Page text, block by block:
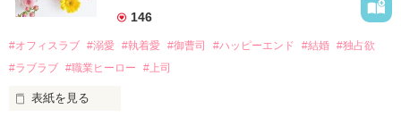
夏木美桜(なつきみお)
鳴海哲平 (なるみてっぺい)
なぜか恭司から飼い猫の世話係を命じられた美桜は、猫の世
の関係となってしまい――？
146
#オフィスラブ #溺愛 #執着愛 #御曹司 #ハッピーエンド #結婚 #独占欲
#ラブラブ #職業ヒーロー #上司
表紙を見る